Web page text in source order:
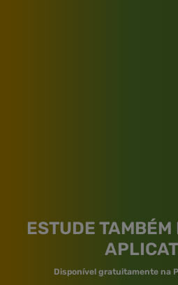
ESTUDE TAMBÉM
Disponível gratuitamente na